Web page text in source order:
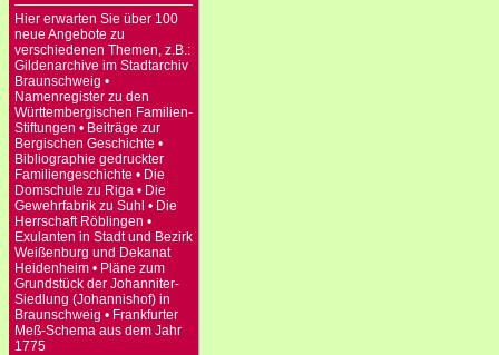
Hier erwarten Sie über 100
neue Angebote zu
verschiedenen Themen, z.B.:
Gildenarchive im Stadtarchiv
Braunschweig •
Namenregister zu den
Württembergischen Familien-
Stiftungen • Beiträge zur
Bergischen Geschichte •
Bibliographie gedruckter
Familiengeschichte • Die
Domschule zu Riga • Die
Gewehrfabrik zu Suhl • Die
Herrschaft Röblingen •
Exulanten in Stadt und Bezirk
Weißenburg und Dekanat
Heidenheim • Pläne zum
Grundstück der Johanniter-
Siedlung (Johannishof) in
Braunschweig • Frankfurter
Meß-Schema aus dem Jahr
1775